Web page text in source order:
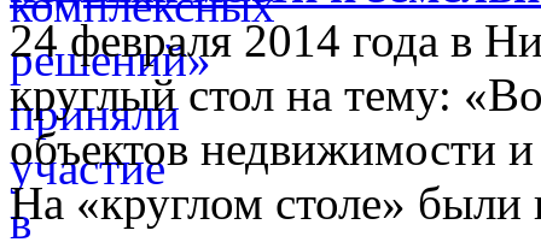
24 февраля 2014 года в
круглый стол на тему:
объектов недвижимости
На «круглом столе»